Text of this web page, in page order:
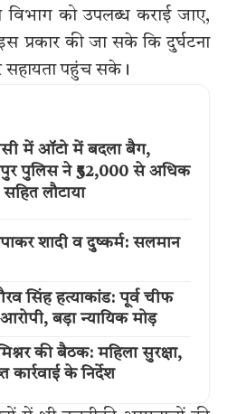
विभाग को उपलब्ध कराई जाए,
प्रकार की जा सके कि दुर्घटना
सहायता पहुंच सके।
में ऑटो में बदला बैग,
पुलिस ने ₹52,000 से अधिक
लौटाया
शादी व दुष्कर्म: सलमान
सिंह हत्याकांड: पूर्व चीफ
आरोपी, बड़ा न्यायिक मोड़
की बैठक: महिला सुरक्षा,
के निर्देश